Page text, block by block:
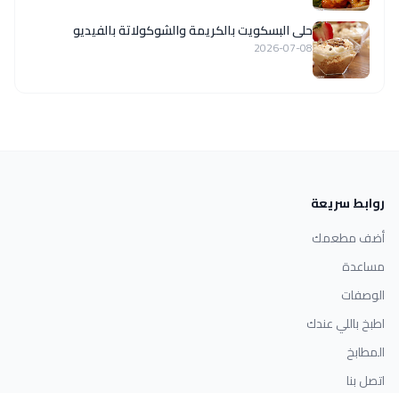
حلى البسكويت بالكريمة والشوكولاتة بالفيديو
2026-07-08
روابط سريعة
أضف مطعمك
مساعدة
الوصفات
اطبخ باللي عندك
المطابخ
اتصل بنا